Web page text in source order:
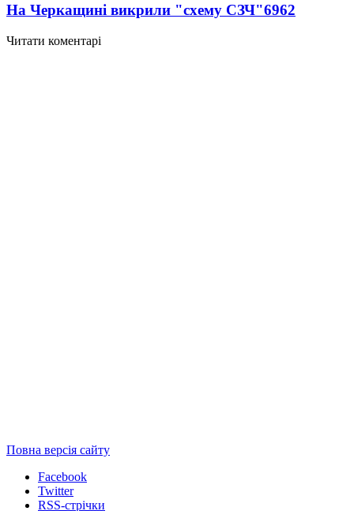
На Черкащині викрили "схему СЗЧ"6962
Читати коментарі
Повна версія сайту
Facebook
Twitter
RSS-стрічки